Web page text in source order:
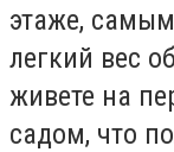
этаже,
легкий вес
живете на
садом, что